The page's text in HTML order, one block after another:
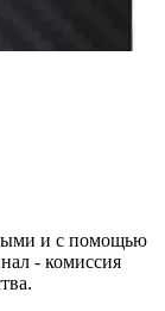
и с помощью
- комиссия